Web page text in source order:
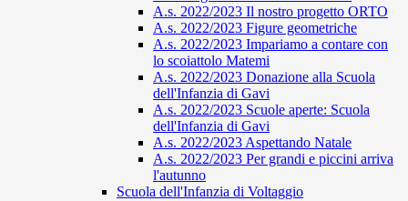
A.s. 2022/2023 Il nostro progetto ORTO
A.s. 2022/2023 Figure geometriche
A.s. 2022/2023 Impariamo a contare con
lo scoiattolo Matemi
A.s. 2022/2023 Donazione alla Scuola
dell'Infanzia di Gavi
A.s. 2022/2023 Scuole aperte: Scuola
dell'Infanzia di Gavi
A.s. 2022/2023 Aspettando Natale
A.s. 2022/2023 Per grandi e piccini arriva
l'autunno
Scuola dell'Infanzia di Voltaggio